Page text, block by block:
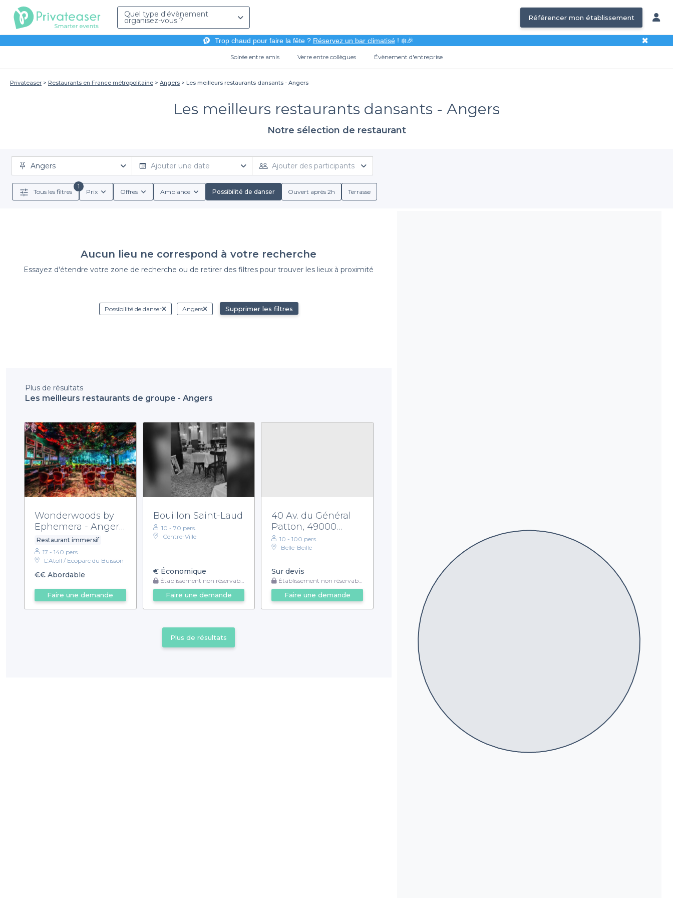
Quel type d'évènement
organisez-vous ? Référencer mon établissement
Trop chaud pour faire la fête ? Réservez un bar climatisé! ❄️🎉 ✖
Soirée entre amis Verre entre collègues Évènement d'entreprise
Privateaser Restaurants en France métropolitaine Angers Les meilleurs restaurants dansants - Angers
Les meilleurs restaurants dansants - Angers
Notre sélection de restaurant
Angers Ajouter une date Ajouter des participants
Tous les filtres
1
Prix Offres Ambiance Possibilité de danser Ouvert après 2h Terrasse
Aucun lieu ne correspond à votre recherche
Essayez d'étendre votre zone de recherche ou de retirer des filtres pour trouver les lieux à proximité
Possibilité de danser Angers Supprimer les filtres
Plus de résultats
Les meilleurs restaurants de groupe - Angers
Wonderwoods by
Ephemera - Angers
- Restaurant
Restaurant immersif
17 - 140 pers.
L’Atoll / Ecoparc du Buisson
€€ Abordable
Faire une demande
Bouillon Saint-Laud
10 - 70 pers.
Centre-Ville
€Économique
Établissement non réservable
Faire une demande
40 Av. du Général
Patton, 49000
Angers
10 - 100 pers.
Belle-Beille
Sur devis
Établissement non réservable
Faire une demande
Plus de résultats